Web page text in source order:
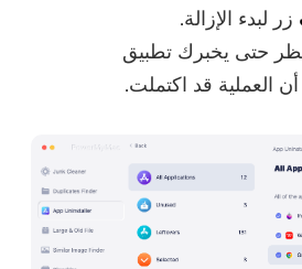
زر لبدء الإزالة.
حتى يخبرك تطبيق